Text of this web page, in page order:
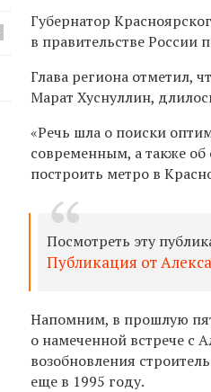
Губернатор
в правительстве России
Глава региона отметил,
Марат Хуснуллин,
«Речь шла о поиски
современным, а также об
построить метро в
Посмотреть эту
Публикация от
Напомним, в прошлую
о намеченной встрече с
возобновления
еще в 1995 году.